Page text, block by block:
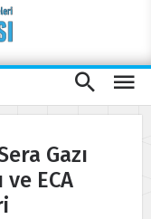
Gazı
ECA